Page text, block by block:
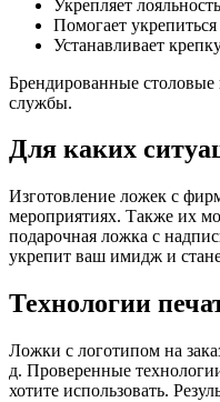
Укрепляет
Помогает
Устанавливает
Брендированные
службы.
Для каких
Изготовление ложек с
мероприятиях. Также их
подарочная ложка с
укрепит ваш имидж и
Технологии
Ложки с логотипом на
д. Проверенные
хотите использовать.